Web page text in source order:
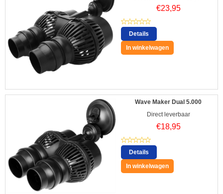
€23,95
Details
In winkelwagen
Wave Maker Dual 5.000
Direct leverbaar
€18,95
Details
In winkelwagen